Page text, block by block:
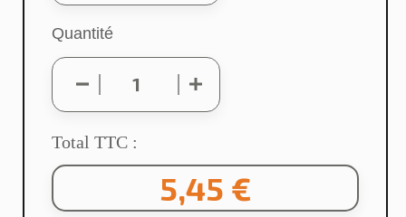
Quantité
Total TTC :
5,45 €